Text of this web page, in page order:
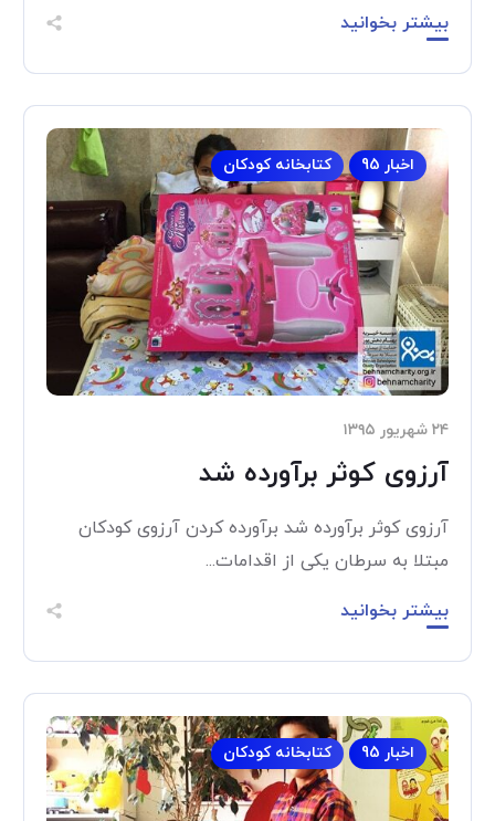
بیشتر بخوانید
اخبار 95 کتابخانه کودکان
۲۴ شهریور ۱۳۹۵
آرزوی کوثر برآورده شد
آرزوی کوثر برآورده شد برآورده کردن آرزوی کودکان
مبتلا به سرطان یکی از اقدامات...
بیشتر بخوانید
اخبار 95 کتابخانه کودکان